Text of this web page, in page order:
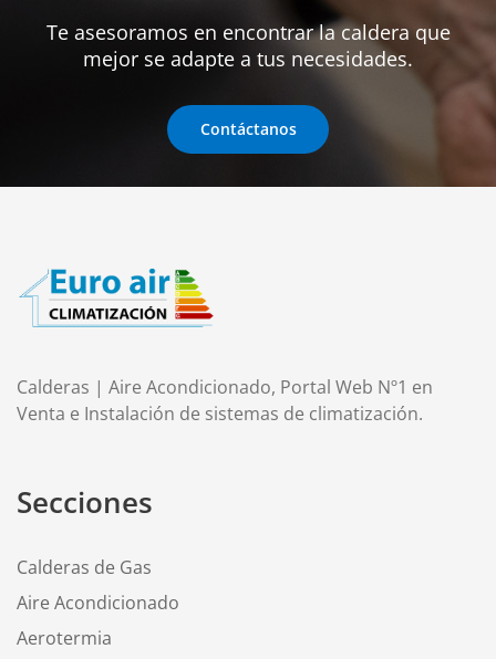
Te asesoramos en encontrar la caldera que
mejor se adapte a tus necesidades.
Contáctanos
Calderas | Aire Acondicionado, Portal Web Nº1 en
Venta e Instalación de sistemas de climatización.
Secciones
Calderas de Gas
Aire Acondicionado
Aerotermia